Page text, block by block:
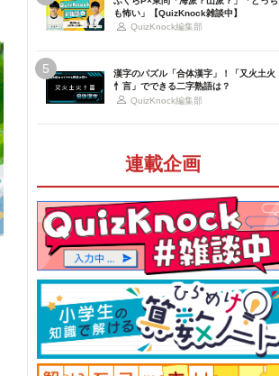
も怖い」【QuizKnock雑談中】
QuizKnock編集部
5
漢字のパズル「合体漢字」！「又火土火
忄言」でできる二字熟語は？
QuizKnock編集部
連載企画